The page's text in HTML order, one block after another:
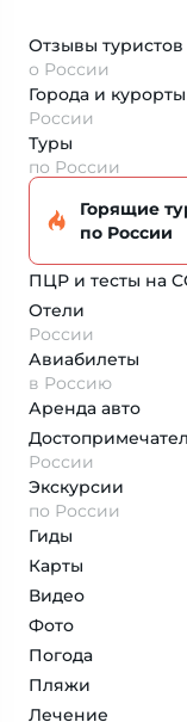
Отзывы туристов
о России
Города и курорты
России
Туры
по России
Горящие
по России
ПЦР и тесты на
Отели
России
Авиабилеты
в Россию
Аренда авто
России
Экскурсии
по России
Гиды
Карты
Видео
Фото
Погода
Пляжи
Лечение